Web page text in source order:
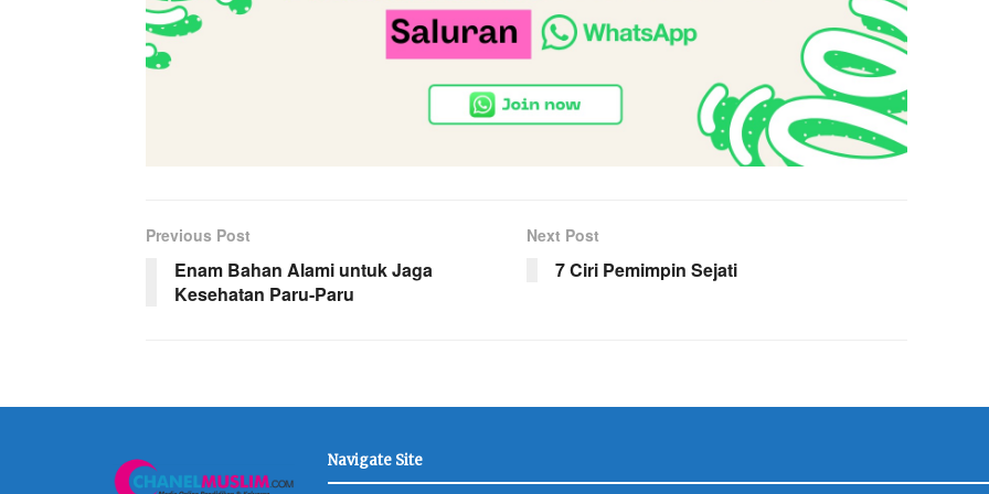
Previous Post
Enam Bahan Alami untuk Jaga
Kesehatan Paru-Paru
Next Post
7 Ciri Pemimpin Sejati
Navigate Site